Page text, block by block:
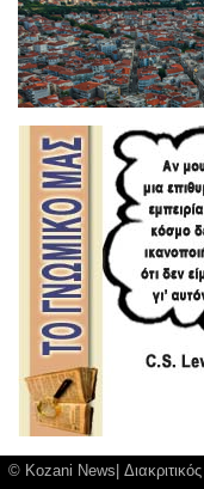
© Kozani News|